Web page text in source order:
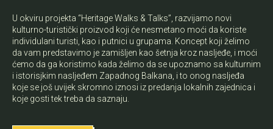
U okviru projekta “Heritage Walks & Talks”, razvijamo novi
kulturno-turistički proizvod koji će nesmetano moći da koriste
individulani turisti, kao i putnici u grupama. Koncept koji želimo
da vam predstavimo je zamišljen kao šetnja kroz nasljeđe, i moći
ćemo da ga koristimo kada želimo da se upoznamo sa kulturnim
i istorisjkim nasljeđem Zapadnog Balkana, i to onog nasljeđa
koje se još uvijek skromno iznosi iz predanja lokalnih zajednica i
koje gosti tek treba da saznaju.